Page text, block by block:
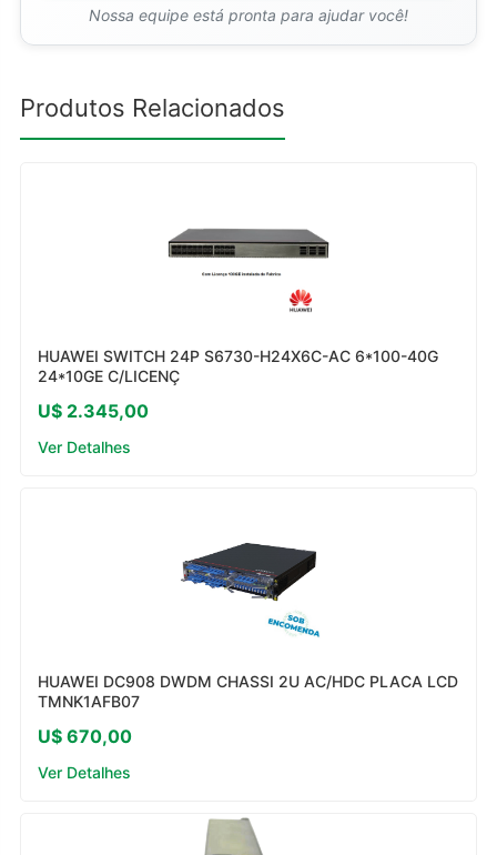
Nossa equipe está pronta para ajudar você!
Produtos Relacionados
HUAWEI SWITCH 24P S6730-H24X6C-AC 6*100-40G
24*10GE C/LICENÇ
U$ 2.345,00
Ver Detalhes
HUAWEI DC908 DWDM CHASSI 2U AC/HDC PLACA LCD
TMNK1AFB07
U$ 670,00
Ver Detalhes